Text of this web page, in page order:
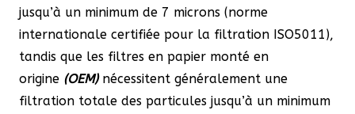
jusqu’à un minimum de 7 microns (norme
internationale certifiée pour la filtration ISO5011),
tandis que les filtres en papier monté en
origine (OEM)nécessitent généralement une
filtration totale des particules jusqu’à un minimum